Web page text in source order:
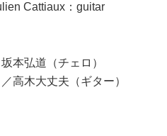
Cattiaux：guitar
本弘道（チェロ）
高木大丈夫（ギター）